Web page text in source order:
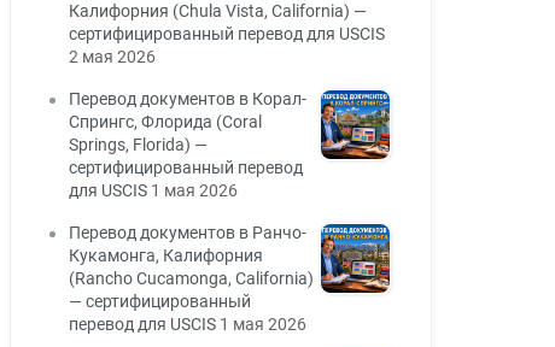
Калифорния (Chula Vista, California) —
сертифицированный перевод для USCIS
2 мая 2026
Перевод документов в Корал-
Спрингс, Флорида (Coral
Springs, Florida) —
сертифицированный перевод
для USCIS 1 мая 2026
Перевод документов в Ранчо-
Кукамонга, Калифорния
(Rancho Cucamonga, California)
— сертифицированный
перевод для USCIS 1 мая 2026